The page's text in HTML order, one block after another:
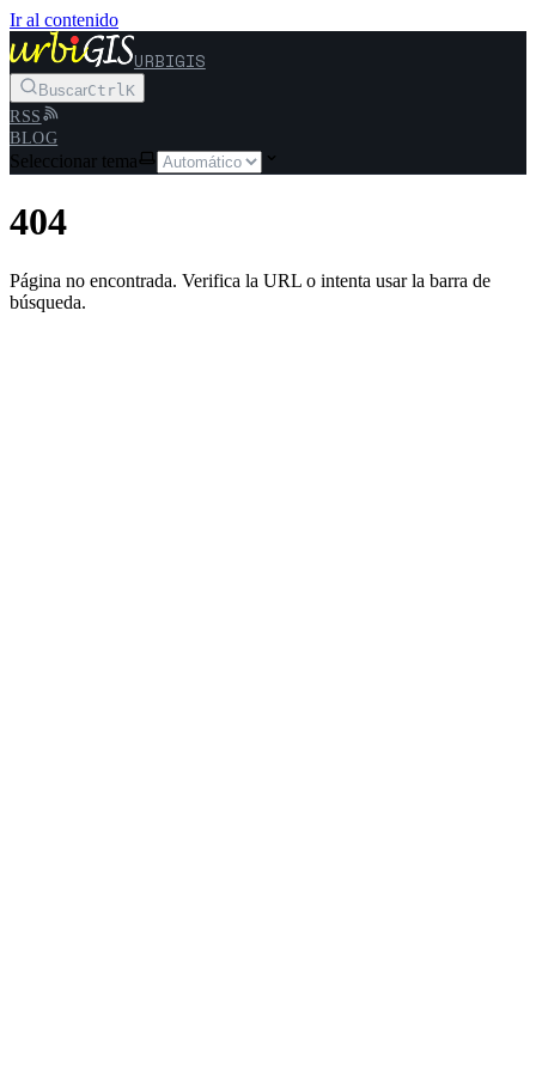
Ir al contenido
URBIGIS
BuscarCtrlK
RSS
BLOG
Seleccionar tema
404
Página no encontrada. Verifica la URL o intenta usar la barra de
búsqueda.